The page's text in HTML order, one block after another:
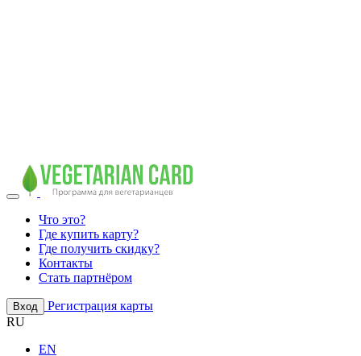
Что это?
Где купить карту?
Где получить скидку?
Контакты
Стать партнёром
Вход
Регистрация карты
RU
EN